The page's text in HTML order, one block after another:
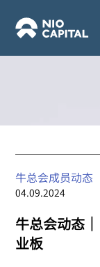
牛总会成员动态
04.09.2024
牛总会动态
业板